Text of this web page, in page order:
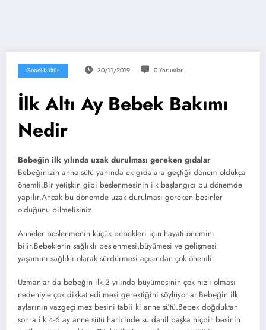
Genel Kültür 30/11/2019 0 Yorumlar
İlk Altı Ay Bebek Bakımı
Nedir
Bebeğin ilk yılında uzak durulması gereken gıdalar
Bebeğinizin anne sütü yanında ek gıdalara geçtiği dönem oldukça
önemli.Bir yetişkin gibi beslenmesinin ilk başlangıcı bu dönemde
yapılır.Ancak bu dönemde uzak durulması gereken besinler
olduğunu bilmelisiniz.
Anneler beslenmenin küçük bebekleri için hayati önemini
bilir.Bebeklerin sağlıklı beslenmesi,büyümesi ve gelişmesi
yaşamını sağlıklı olarak sürdürmesi açısından çok önemli.
Uzmanlar da bebeğin ilk 2 yılında büyümesinin çok hızlı olması
nedeniyle çok dikkat edilmesi gerektiğini söylüyorlar.Bebeğin ilk
aylarının vazgeçilmez besini tabii ki anne sütü.Bebek doğduktan
sonra ilk 4-6 ay anne sütü haricinde su dahil başka hiçbir besinin